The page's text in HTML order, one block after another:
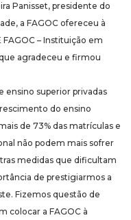
Panisset, presidente do
a FAGOC ofereceu à
– Instituição em
agradeceu e firmou
ensino superior privadas
do ensino
de 73% das matrículas e
não podem mais sofrer
medidas que dificultam
de prestigiarmos a
Fizemos questão de
colocar a FAGOC à